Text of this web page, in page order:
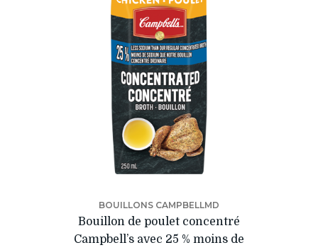
BOUILLONS CAMPBELLMD
Bouillon de poulet concentré
Campbell’s avec 25 % moins de